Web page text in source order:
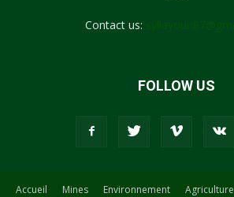
Contact us:
FOLLOW US
Accueil Mines Environnement Agriculture